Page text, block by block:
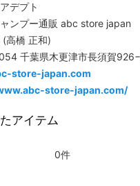
デプト
ンプー通販 abc store japan
高橋 正和)
千葉県木更津市長須賀
store-japan.com
store-japan.com/
アイテム
0件